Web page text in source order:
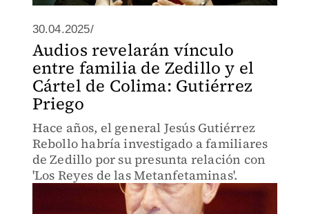
30.04.2025/
Audios revelarán vínculo
entre familia de Zedillo y el
Cártel de Colima: Gutiérrez
Priego
Hace años, el general Jesús Gutiérrez
Rebollo habría investigado a familiares
de Zedillo por su presunta relación con
'Los Reyes de las Metanfetaminas'.